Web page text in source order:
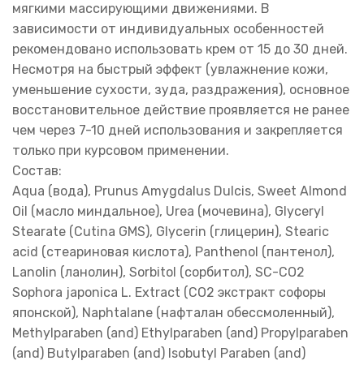
мягкими массирующими движениями. В
зависимости от индивидуальных особенностей
рекомендовано использовать крем от 15 до 30 дней.
Несмотря на быстрый эффект (увлажнение кожи,
уменьшение сухости, зуда, раздражения), основное
восстановительное действие проявляется не ранее
чем через 7-10 дней использования и закрепляется
только при курсовом применении.
Состав:
Aqua (вода), Prunus Amygdalus Dulcis, Sweet Almond
Oil (масло миндальное), Urea (мочевина), Glyceryl
Stearate (Cutina GMS), Glycerin (глицерин), Stearic
acid (стеариновая кислота), Panthenol (пантенол),
Lanolin (ланолин), Sorbitol (сорбитол), SC-CO2
Sophora japonica L. Extract (СО2 экстракт софоры
японской), Naphtalane (нафталан обессмоленный),
Methylparaben (and) Ethylparaben (and) Propylparaben
(and) Butylparaben (and) Isobutyl Paraben (and)